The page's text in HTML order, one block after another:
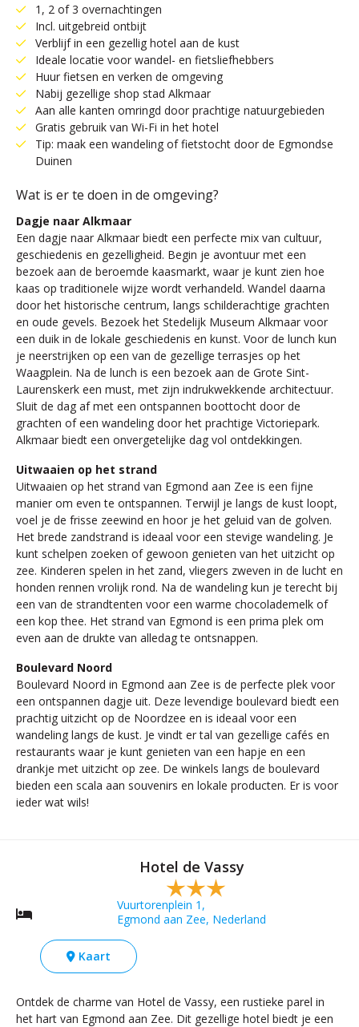
1, 2 of 3 overnachtingen
Incl. uitgebreid ontbijt
Verblijf in een gezellig hotel aan de kust
Ideale locatie voor wandel- en fietsliefhebbers
Huur fietsen en verken de omgeving
Nabij gezellige shop stad Alkmaar
Aan alle kanten omringd door prachtige natuurgebieden
Gratis gebruik van Wi-Fi in het hotel
Tip: maak een wandeling of fietstocht door de Egmondse
Duinen
Wat is er te doen in de omgeving?
Dagje naar Alkmaar
Een dagje naar Alkmaar biedt een perfecte mix van cultuur,
geschiedenis en gezelligheid. Begin je avontuur met een
bezoek aan de beroemde kaasmarkt, waar je kunt zien hoe
kaas op traditionele wijze wordt verhandeld. Wandel daarna
door het historische centrum, langs schilderachtige grachten
en oude gevels. Bezoek het Stedelijk Museum Alkmaar voor
een duik in de lokale geschiedenis en kunst. Voor de lunch kun
je neerstrijken op een van de gezellige terrasjes op het
Waagplein. Na de lunch is een bezoek aan de Grote Sint-
Laurenskerk een must, met zijn indrukwekkende architectuur.
Sluit de dag af met een ontspannen boottocht door de
grachten of een wandeling door het prachtige Victoriepark.
Alkmaar biedt een onvergetelijke dag vol ontdekkingen.
Uitwaaien op het strand
Uitwaaien op het strand van Egmond aan Zee is een fijne
manier om even te ontspannen. Terwijl je langs de kust loopt,
voel je de frisse zeewind en hoor je het geluid van de golven.
Het brede zandstrand is ideaal voor een stevige wandeling. Je
kunt schelpen zoeken of gewoon genieten van het uitzicht op
zee. Kinderen spelen in het zand, vliegers zweven in de lucht en
honden rennen vrolijk rond. Na de wandeling kun je terecht bij
een van de strandtenten voor een warme chocolademelk of
een kop thee. Het strand van Egmond is een prima plek om
even aan de drukte van alledag te ontsnappen.
Boulevard Noord
Boulevard Noord in Egmond aan Zee is de perfecte plek voor
een ontspannen dagje uit. Deze levendige boulevard biedt een
prachtig uitzicht op de Noordzee en is ideaal voor een
wandeling langs de kust. Je vindt er tal van gezellige cafés en
restaurants waar je kunt genieten van een hapje en een
drankje met uitzicht op zee. De winkels langs de boulevard
bieden een scala aan souvenirs en lokale producten. Er is voor
ieder wat wils!
Hotel de Vassy
Vuurtorenplein 1,
Egmond aan Zee, Nederland
Kaart
Ontdek de charme van Hotel de Vassy, een rustieke parel in
het hart van Egmond aan Zee. Dit gezellige hotel biedt je een